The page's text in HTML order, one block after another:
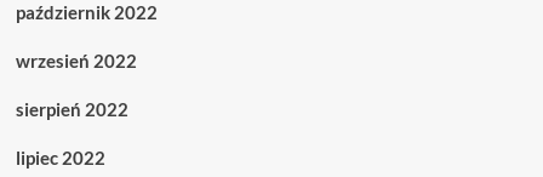
październik 2022
wrzesień 2022
sierpień 2022
lipiec 2022